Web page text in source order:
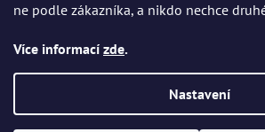
ne podle zákazníka, a nikdo nechce
Více informací zde.
Nastavení
Vytvořil Shoptet